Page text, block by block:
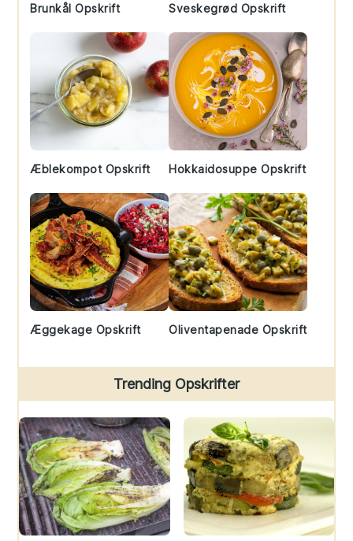
Brunkål Opskrift Sveskegrød Opskrift
Æblekompot Opskrift Hokkaidosuppe Opskrift
Æggekage Opskrift Oliventapenade Opskrift
Trending Opskrifter